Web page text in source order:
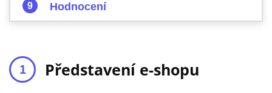
Hodnocení
Představení e-shopu